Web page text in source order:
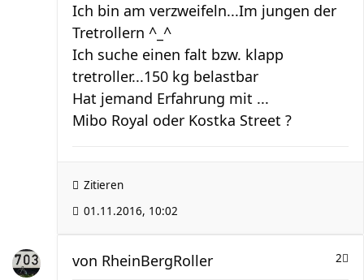
Ich bin am verzweifeln...Im jungen der
Tretrollern ^_^
Ich suche einen falt bzw. klapp
tretroller...150 kg belastbar
Hat jemand Erfahrung mit ...
Mibo Royal oder Kostka Street ?
Zitieren
01.11.2016, 10:02
2
von RheinBergRoller